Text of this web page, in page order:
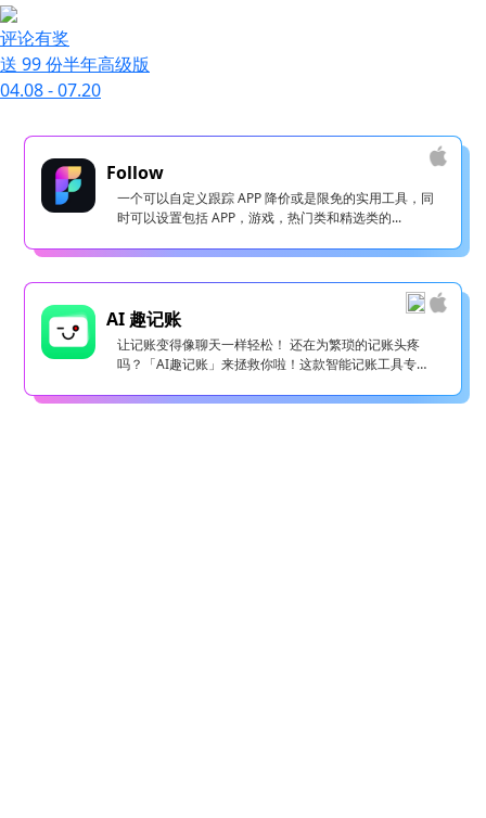
评论有奖
送 99 份半年高级版
04.08 - 07.20
Follow
一个可以自定义跟踪 APP 降价或是限免的实用工具，同
时可以设置包括 APP，游戏，热门类和精选类的...
AI 趣记账
让记账变得像聊天一样轻松！ 还在为繁琐的记账头疼
吗？「AI趣记账」来拯救你啦！这款智能记账工具专为